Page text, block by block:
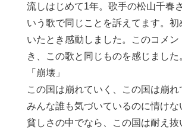
流しはじめて1年。歌手の松山千春
いう歌で同じことを訴えてます。
いたとき感動しました。このコメン
き、この歌と同じものを感じました
「崩壊」
この国は崩れていく、この国は崩れ
みんな誰も気づいているのに情けな
貧しさの中でなら、この国は耐え抜